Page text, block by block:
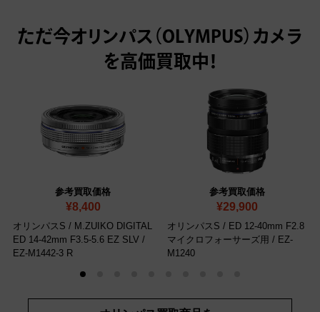
ただ今オリンパス（OLYMPUS）カメラ
を高価買取中！
参考買取価格
¥8,400
オリンパスS / M.ZUIKO DIGITAL
ED 14-42mm F3.5-5.6 EZ SLV /
‎EZ-M1442-3 R
参考買取価格
¥29,900
オリンパスS / ED 12-40mm F2.8
マイクロフォーサーズ用 / ‎EZ-
M1240